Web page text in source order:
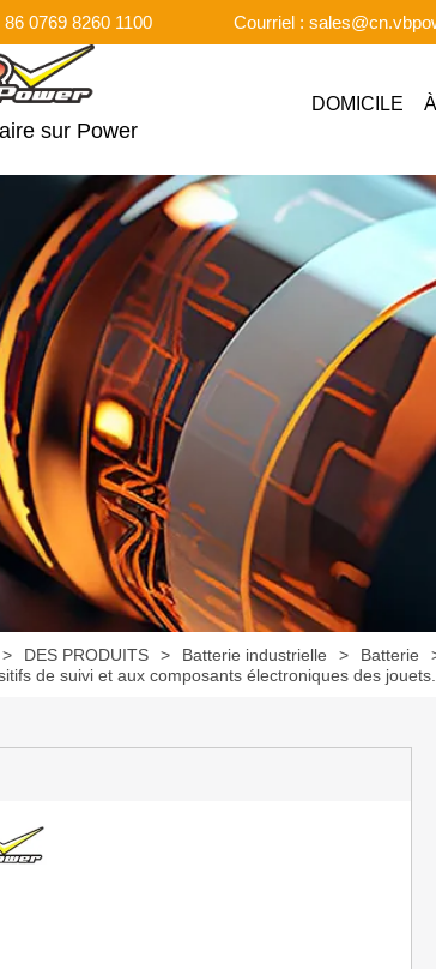
0769 8260 1100 Courriel :
sur Power
DOMICILE
> DES PRODUITS > Batterie industrielle > Batterie
de suivi et aux composants électroniques des jouets.